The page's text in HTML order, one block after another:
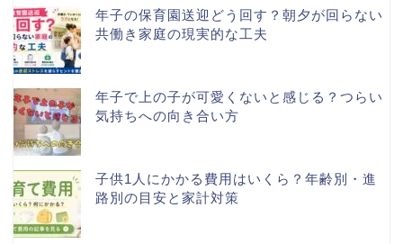
年子の保育園送迎どう回す？朝夕が回らない
共働き家庭の現実的な工夫
年子で上の子が可愛くないと感じる？つらい
気持ちへの向き合い方
子供1人にかかる費用はいくら？年齢別・進
路別の目安と家計対策